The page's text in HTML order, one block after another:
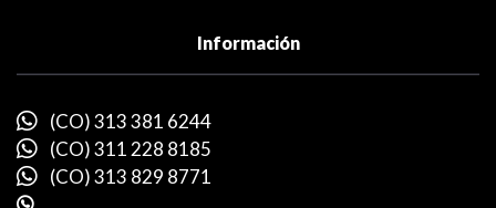
Información
(CO) 313 381 6244
(CO) 311 228 8185
(CO) 313 829 8771